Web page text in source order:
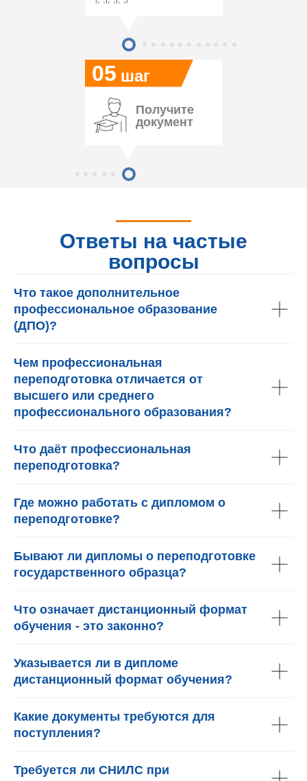
05 шаг
Получите
документ
Ответы на частые
вопросы
Что такое дополнительное
профессиональное образование
(ДПО)?
Чем профессиональная
переподготовка отличается от
высшего или среднего
профессионального образования?
Что даёт профессиональная
переподготовка?
Где можно работать с дипломом о
переподготовке?
Бывают ли дипломы о переподготовке
государственного образца?
Что означает дистанционный формат
обучения - это законно?
Указывается ли в дипломе
дистанционный формат обучения?
Какие документы требуются для
поступления?
Требуется ли СНИЛС при